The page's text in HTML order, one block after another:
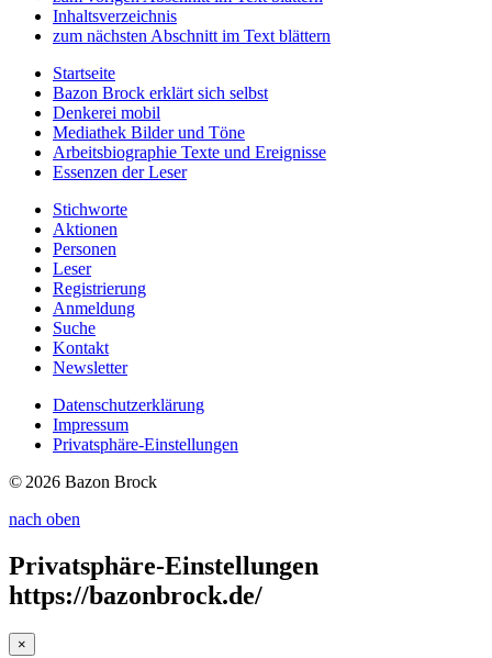
Inhaltsverzeichnis
zum nächsten Abschnitt im Text blättern
Startseite
Bazon Brock erklärt sich selbst
Denkerei mobil
Mediathek Bilder und Töne
Arbeitsbiographie Texte und Ereignisse
Essenzen der Leser
Stichworte
Aktionen
Personen
Leser
Registrierung
Anmeldung
Suche
Kontakt
Newsletter
Datenschutzerklärung
Impressum
Privatsphäre-Einstellungen
© 2026 Bazon Brock
nach oben
Privatsphäre-Einstellungen
https://bazonbrock.de/
×